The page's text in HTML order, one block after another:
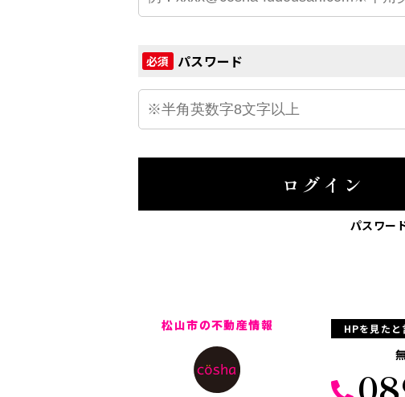
必須 パスワード
ログイン
パスワー
松山市の不動産情報 HPを見たと